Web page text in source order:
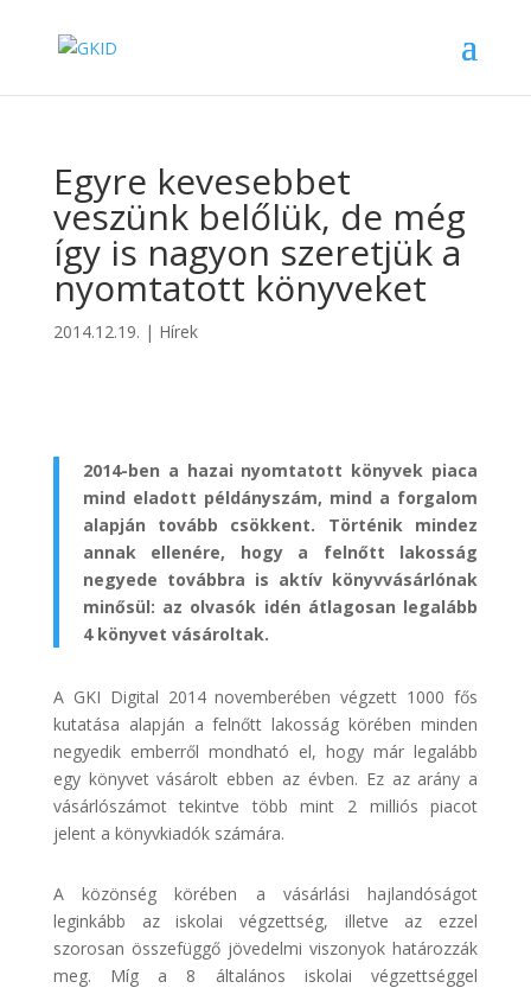
Egyre kevesebbet
veszünk belőlük, de még
így is nagyon szeretjük a
nyomtatott könyveket
2014.12.19. | Hírek
2014-ben a hazai nyomtatott könyvek piaca
mind eladott példányszám, mind a forgalom
alapján tovább csökkent. Történik mindez
annak ellenére, hogy a felnőtt lakosság
negyede továbbra is aktív könyvvásárlónak
minősül: az olvasók idén átlagosan legalább
4 könyvet vásároltak.
A GKI Digital 2014 novemberében végzett 1000 fős
kutatása alapján a felnőtt lakosság körében minden
negyedik emberről mondható el, hogy már legalább
egy könyvet vásárolt ebben az évben. Ez az arány a
vásárlószámot tekintve több mint 2 milliós piacot
jelent a könyvkiadók számára.
A közönség körében a vásárlási hajlandóságot
leginkább az iskolai végzettség, illetve az ezzel
szorosan összefüggő jövedelmi viszonyok határozzák
meg. Míg a 8 általános iskolai végzettséggel